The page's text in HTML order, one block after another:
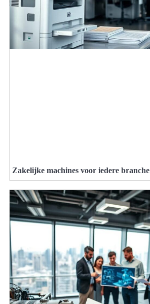
Zakelijke machines voor iedere branche